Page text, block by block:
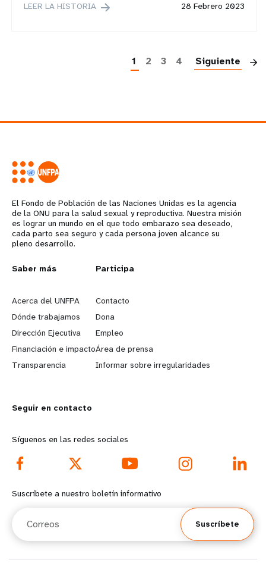
28 Febrero 2023
LEER LA HISTORIA
1 2 3 4 Siguiente
El Fondo de Población de las Naciones Unidas es la agencia
de la ONU para la salud sexual y reproductiva. Nuestra misión
es lograr un mundo en el que todo embarazo sea deseado,
cada parto sea seguro y cada persona joven alcance su
pleno desarrollo.
L
e
a
r
n
o
r
e
f
o
Saber más
Acerca del UNFPA
Dónde trabajamos
Dirección Ejecutiva
Financiación e impacto
Transparencia
G
o
b
e
y
d
o
t
Participa
Contacto
Dona
Empleo
Área de prensa
Informar sobre irregularidades
Seguir en contacto
Síguenos en las redes sociales
Suscríbete a nuestro boletín informativo
Suscríbete